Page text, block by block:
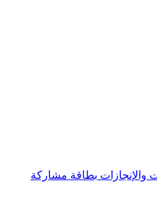
والإنجازات بطاقة مشاركة